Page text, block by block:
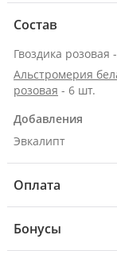
Состав
Гвоздика розовая
Альстромерия
розовая - 6 шт.
Добавления
Эвкалипт
Оплата
Бонусы